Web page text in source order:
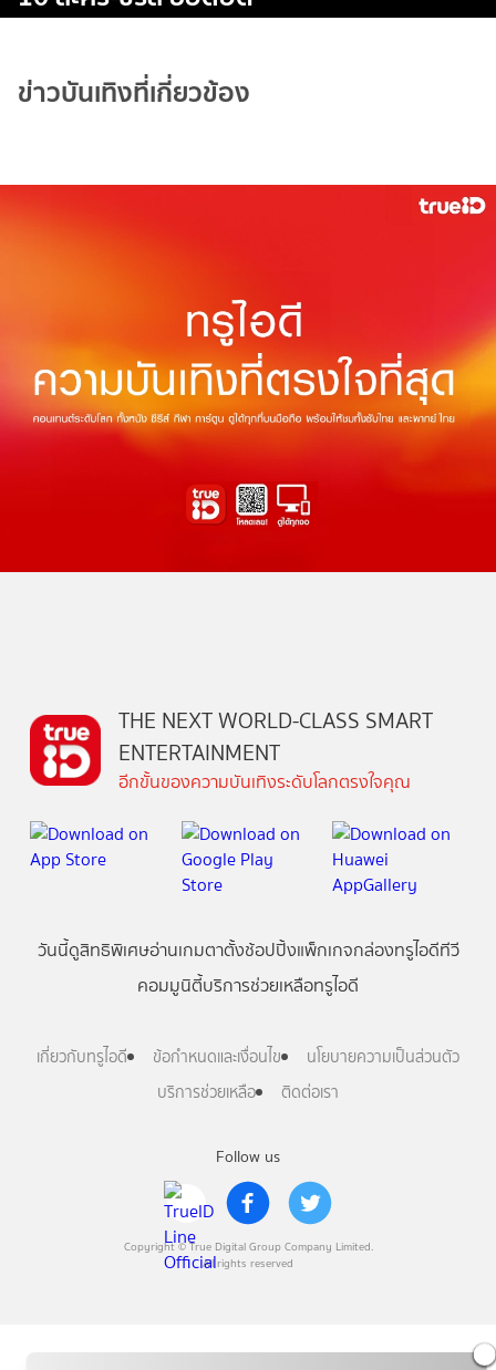
ข่าวบันเทิงที่เกี่ยวข้อง
Follow us
Copyright © True Digital Group Company Limited.
All rights reserved
THE NEXT WORLD-CLASS SMART
ENTERTAINMENT
อีกขั้นของความบันเทิงระดับโลกตรงใจคุณ
วันนี้ดูสิทธิพิเศษอ่านเกมตาตั้งช้อปปิ้งแพ็กเกจกล่องทรูไอดีทีวี
คอมมูนิตี้บริการช่วยเหลือทรูไอดี
เกี่ยวกับทรูไอดี ข้อกำหนดและเงื่อนไข
นโยบายความเป็นส่วนตัว
บริการช่วยเหลือ
ติดต่อเรา